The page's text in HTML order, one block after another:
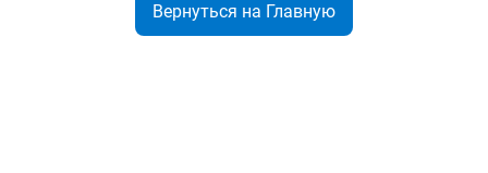
Вернуться на Главную